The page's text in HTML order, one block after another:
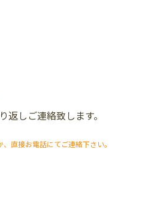
しご連絡致します。
直接お電話にてご連絡下さい。